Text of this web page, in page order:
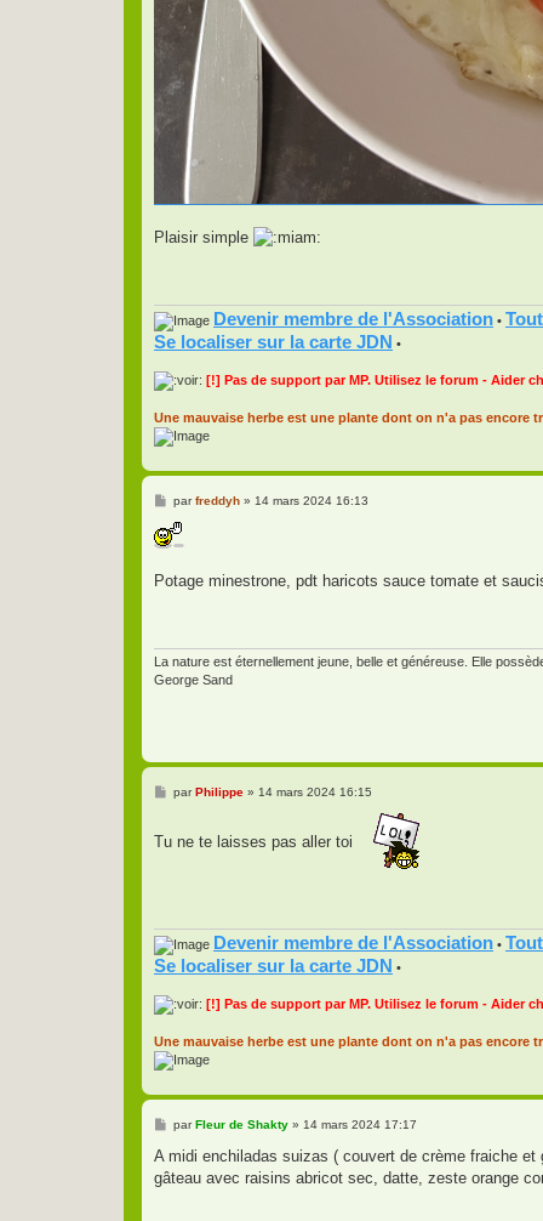
Plaisir simple
Devenir membre de l'Association •
Se localiser sur la carte JDN •
[!] Pas de support par MP. Utilisez le forum - Aider
Une mauvaise herbe est une plante dont on n'a pas encore
M
s
s
g
e
parfreddyh» 14 mars 2024 16:13
Potage minestrone, pdt haricots sauce tomate et
La nature est éternellement jeune, belle et généreuse. Elle
George Sand
M
a
parPhilippe» 14 mars 2024 16:15
Tu ne te laisses pas aller toi
Devenir membre de l'Association •
Se localiser sur la carte JDN •
[!] Pas de support par MP. Utilisez le forum - Aider
Une mauvaise herbe est une plante dont on n'a pas encore
M
s
a
parFleur de Shakty» 14 mars 2024 17:17
A midi enchiladas suizas ( couvert de crème fraiche
gâteau avec raisins abricot sec, datte, zeste orange